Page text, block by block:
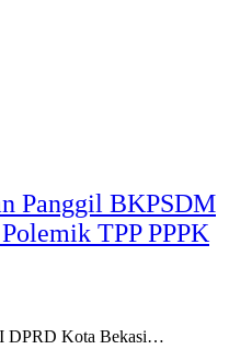
Panggil BKPSDM
TPP PPPK
DPRD Kota Bekasi…